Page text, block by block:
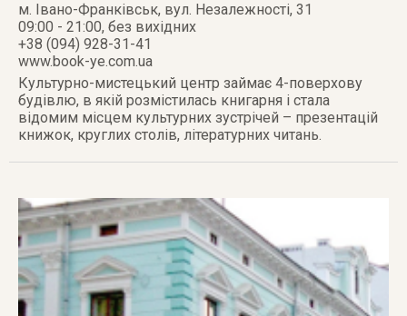
м. Івано-Франківськ, вул. Незалежності, 31
09:00 - 21:00, без вихідних
+38 (094) 928-31-41
www.book-ye.com.ua
Культурно-мистецький центр займає 4-поверхову
будівлю, в якій розмістилась книгарня і стала
відомим місцем культурних зустрічей – презентацій
книжок, круглих столів, літературних читань.